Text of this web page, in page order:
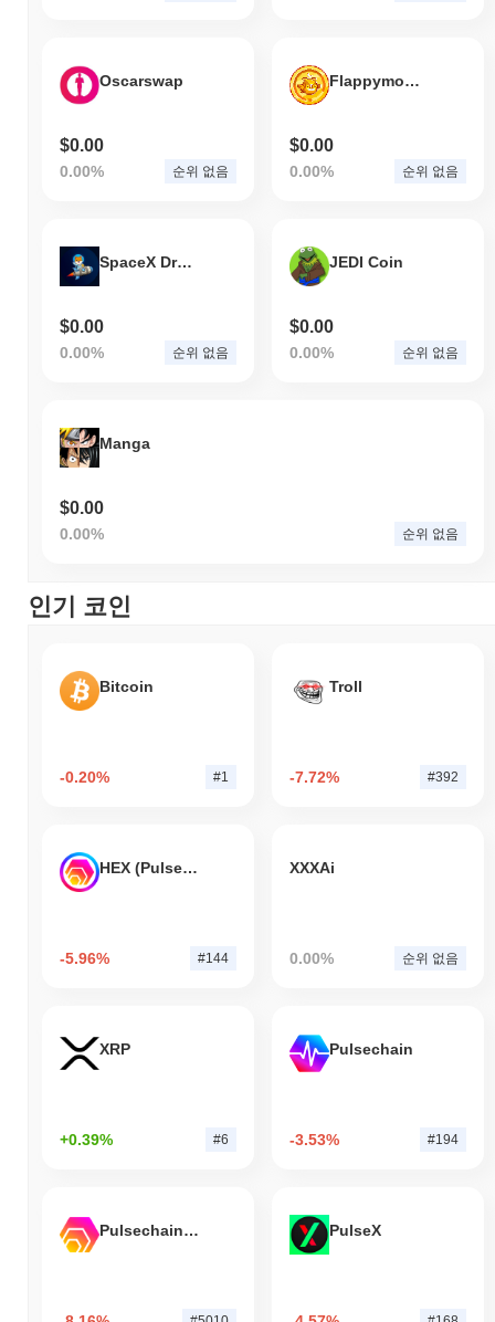
Oscarswap
$0.00
0.00% 순위 없음
Flappymoonbird
$0.00
0.00% 순위 없음
SpaceX Dragon
$0.00
0.00% 순위 없음
JEDI Coin
$0.00
0.00% 순위 없음
Manga
$0.00
0.00% 순위 없음
인기 코인
Bitcoin
-0.20% #1
Troll
-7.72% #392
HEX (Pulsechain)
-5.96% #144
XXXAi
0.00% 순위 없음
XRP
+0.39% #6
Pulsechain
-3.53% #194
Pulsechain Bridged HEX (Pulsechain) PulseX